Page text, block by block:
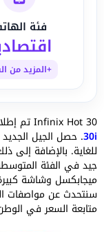
فئة
+المزيد من
Infinix Hot 30 تم إطلاقه في مارس 2023 إلى جانب
30i. حصل الجيل
سنتحدث عن مواصفات
متابعة السعر في